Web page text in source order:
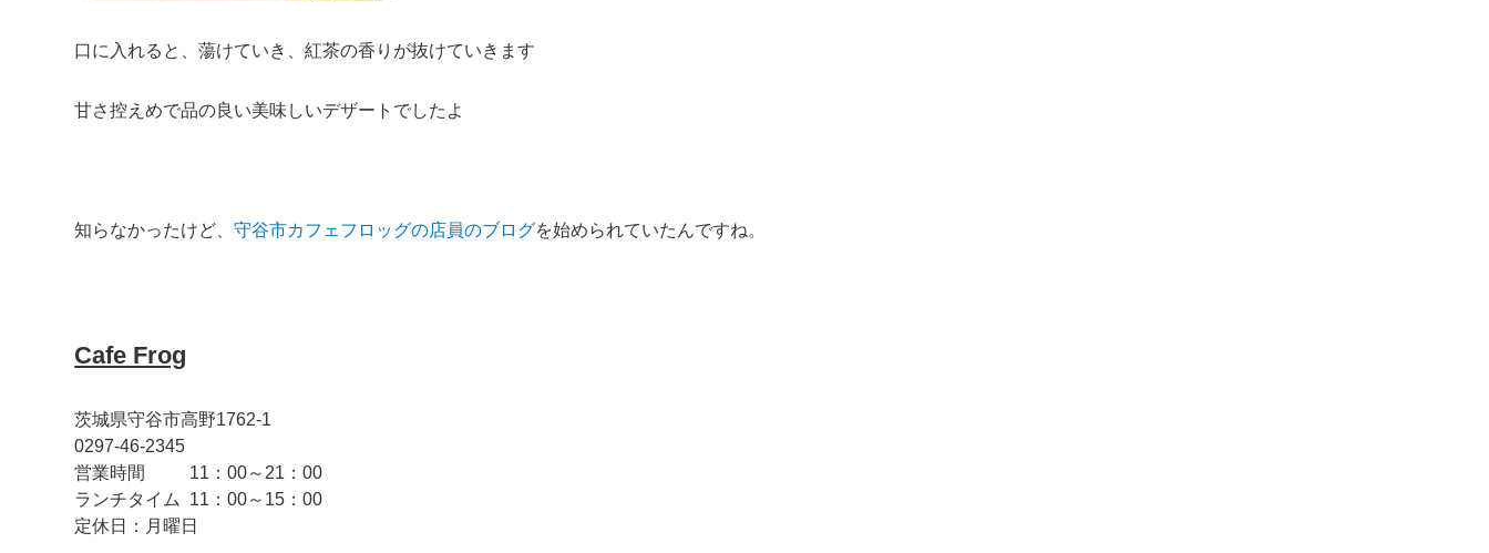
口に入れると、蕩けていき、紅茶の香りが抜けていきます
甘さ控えめで品の良い美味しいデザートでしたよ
知らなかったけど、守谷市カフェフロッグの店員のブログを始められていたんですね。
Cafe Frog
茨城県守谷市高野1762‐1
0297‐46‐2345
営業時間 11：00～21：00
ランチタイム 11：00～15：00
定休日：月曜日